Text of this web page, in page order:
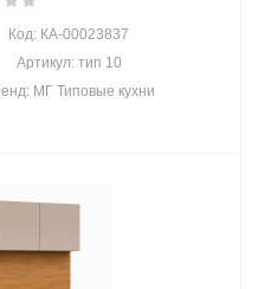
Код: КА-00023837
Артикул: тип 10
МГ Типовые кухни